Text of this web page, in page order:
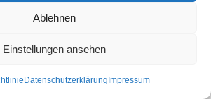
Ablehnen
Einstellungen ansehen
Datenschutzerklärung Impressum